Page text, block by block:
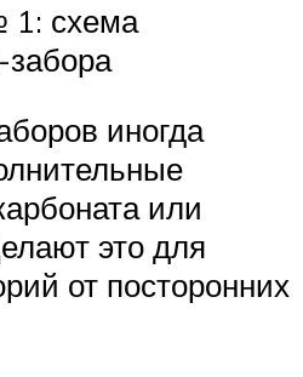
1: схема
забора
иногда
или
это для
от посторонних